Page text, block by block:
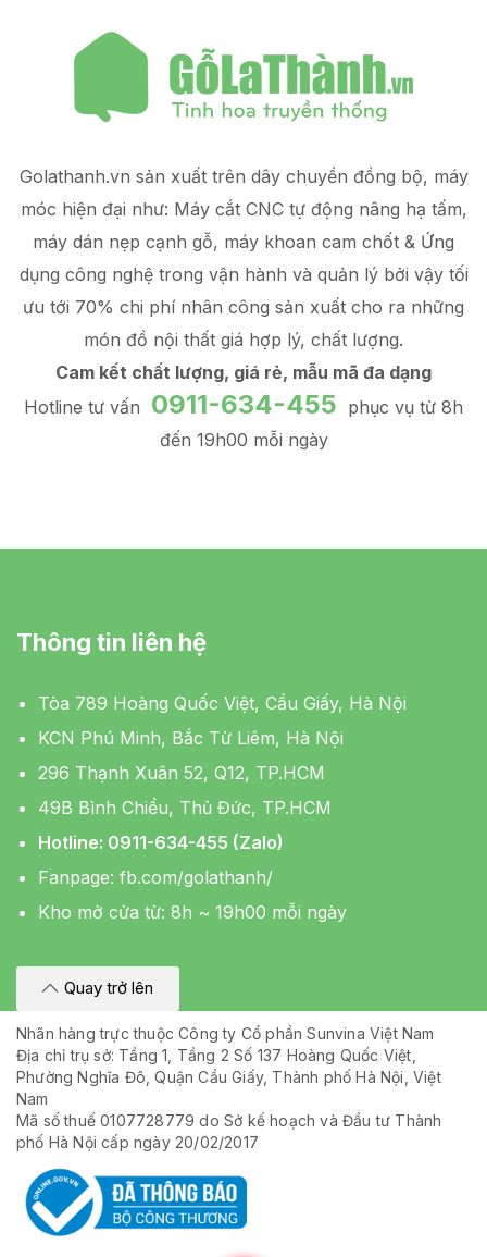
Golathanh.vn sản xuất trên dây chuyền đồng bộ, máy
móc hiện đại như: Máy cắt CNC tự động nâng hạ tấm,
máy dán nẹp cạnh gỗ, máy khoan cam chốt & Ứng
dụng công nghệ trong vận hành và quản lý bởi vậy tối
ưu tới 70% chi phí nhân công sản xuất cho ra những
món đồ nội thất giá hợp lý, chất lượng.
Cam kết chất lượng, giá rẻ, mẫu mã đa dạng
Hotline tư vấn 0911-634-455 phục vụ từ 8h
đến 19h00 mỗi ngày
Thông tin liên hệ
Tòa 789 Hoàng Quốc Việt, Cầu Giấy, Hà Nội
KCN Phú Minh, Bắc Từ Liêm, Hà Nội
296 Thạnh Xuân 52, Q12, TP.HCM
49B Bình Chiểu, Thủ Đức, TP.HCM
Hotline: 0911-634-455 (Zalo)
Fanpage: fb.com/golathanh/
Kho mở cửa từ: 8h ~ 19h00 mỗi ngày
Quay trở lên
Nhãn hàng trực thuộc Công ty Cổ phần Sunvina Việt Nam
Địa chỉ trụ sở: Tầng 1, Tầng 2 Số 137 Hoàng Quốc Việt,
Phường Nghĩa Đô, Quận Cầu Giấy, Thành phố Hà Nội, Việt
Nam
Mã số thuế 0107728779 do Sở kế hoạch và Đầu tư Thành
phố Hà Nội cấp ngày 20/02/2017